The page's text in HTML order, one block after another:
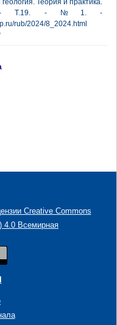
Теория и практика.
- Т.19. - №1. -
rub/2024/8_2024.html
Creative Commons
4.0 Всемирная